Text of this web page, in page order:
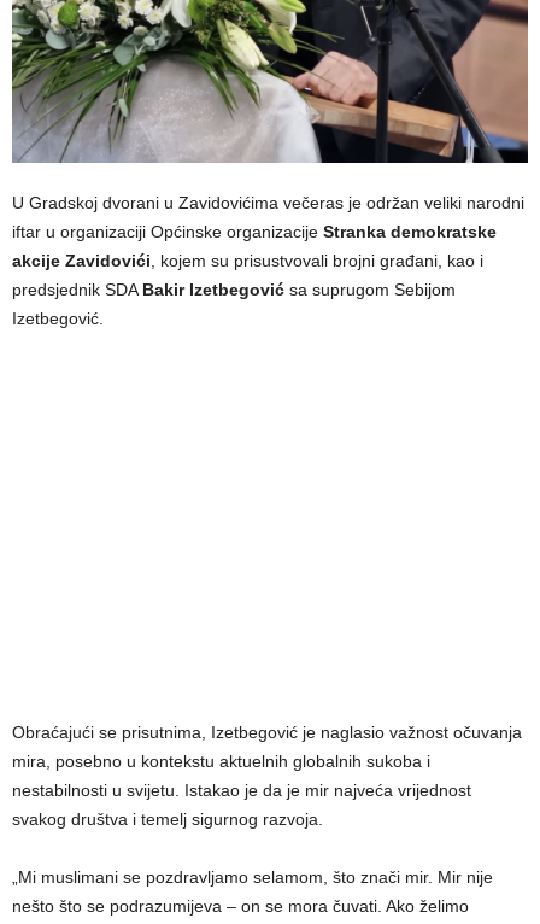
U Gradskoj dvorani u Zavidovićima večeras je održan veliki narodni
iftar u organizaciji Općinske organizacije Stranka demokratske
akcije Zavidovići , kojem su prisustvovali brojni građani, kao i
predsjednik SDA Bakir Izetbegović sa suprugom Sebijom
Izetbegović.
Obraćajući se prisutnima, Izetbegović je naglasio važnost očuvanja
mira, posebno u kontekstu aktuelnih globalnih sukoba i
nestabilnosti u svijetu. Istakao je da je mir najveća vrijednost
svakog društva i temelj sigurnog razvoja.
„Mi muslimani se pozdravljamo selamom, što znači mir. Mir nije
nešto što se podrazumijeva – on se mora čuvati. Ako želimo